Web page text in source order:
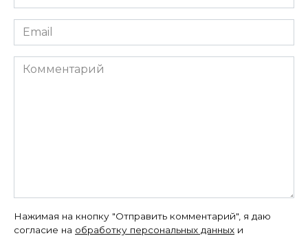
*
Email
*
Комментарий
Нажимая на кнопку "Отправить комментарий", я даю
согласие на обработку персональных данных и